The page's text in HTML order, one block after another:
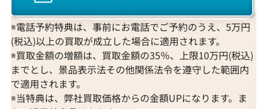
※電話予約特典は、事前にお電話でご予約のうえ、5万円
(税込)以上の買取が成立した場合に適用されます。
※買取金額の増額は、買取金額の35％、上限10万円(税込)
までとし、景品表示法その他関係法令を遵守した範囲内
で適用されます。
※当特典は、弊社買取価格からの金額UPになります。ま